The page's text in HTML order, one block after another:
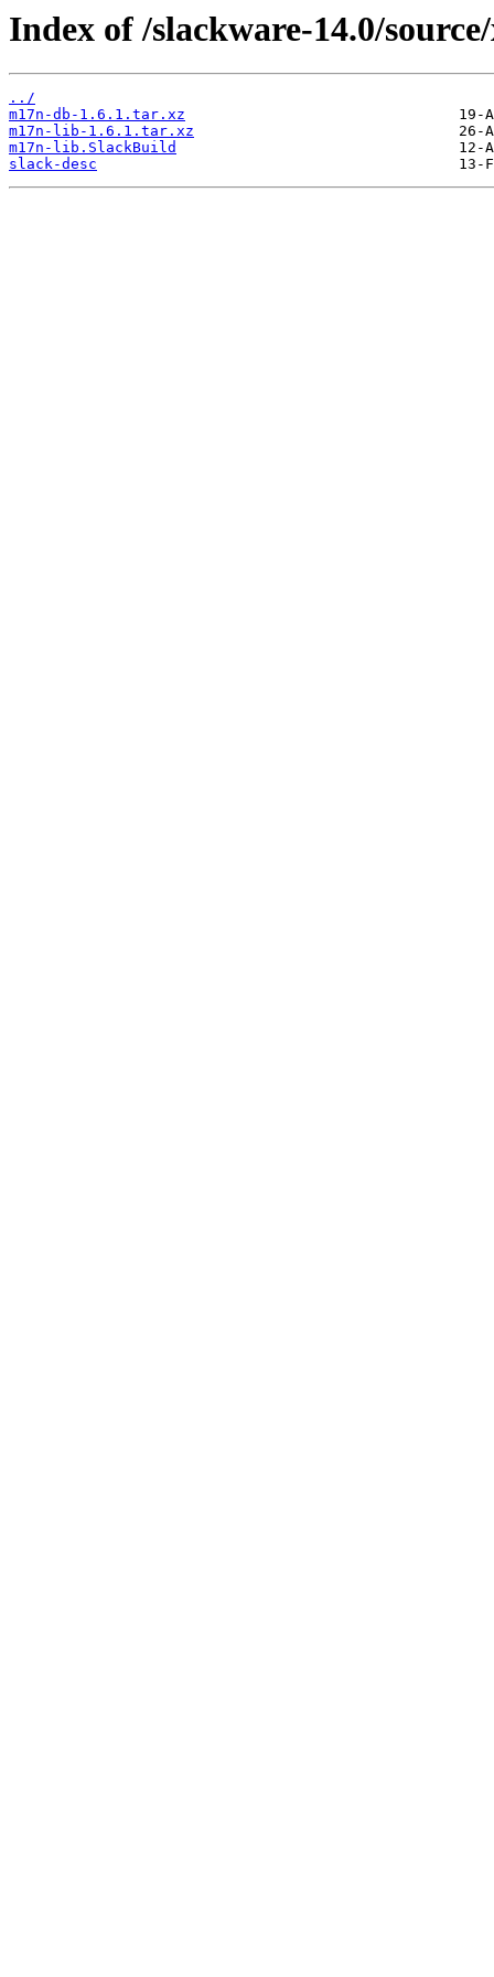
Index of /slackware-14.0/
../
m17n-db-1.6.1.tar.xz
m17n-lib-1.6.1.tar.xz
m17n-lib.SlackBuild
slack-desc